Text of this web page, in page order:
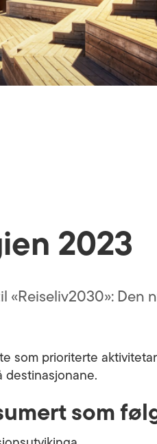
2023
«Reiseliv2030»: Den
som prioriterte
destinasjonane.
som